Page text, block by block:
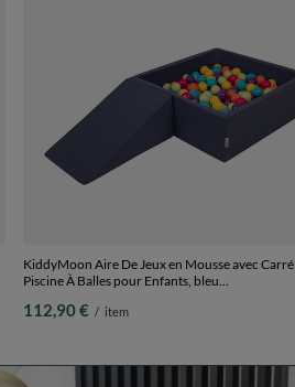
KiddyMoon Aire De Jeux en Mousse avec Carré
Piscine À Balles pour Enfants, bleu
Piscine (100 Balles)+ Pente
112,90 € / item